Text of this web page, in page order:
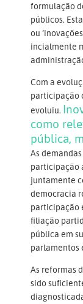
formulação
públicos.
ou
incialmente
Com a
participação
evoluiu.
como
pública,
As
participação
juntamente
democracia
participação
filiação
pública em
parlamentos
As reformas
sido